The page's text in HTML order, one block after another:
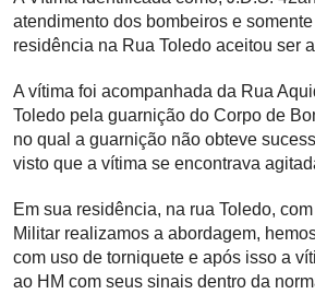
atendimento dos bombeiros e
residência na Rua Toledo aceitou ser
A vítima foi acompanhada da Rua
Toledo pela guarnição do Corpo de
no qual a guarnição não obteve
visto que a vítima se encontrava
Em sua residência, na rua Toledo,
Militar realizamos a abordagem,
com uso de torniquete e após isso a
ao HM com seus sinais dentro da